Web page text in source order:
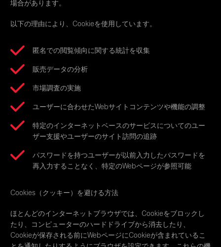
場合があります。
以下の理由により、Cookieを使用しています。
匿名での閲覧傾向に関する統計を収集
販売データの分析
市場調査の実施
ユーザーに合わせたWebサイトコンテンツや機能の調整
特定のインターネットベースのサービスについてのユー
ザー支援やユーザーのサイト訪問の追跡
パスワードを持つユーザーが以前入力したパスワードを
再入力することなく、特定のWebページが参照可能
Cookies（クッキー）を避ける方法
ほとんどのインターネットブラウザでは、Cookieをブロックし
たり、コンピューターのハードドライブから消去したり、
Cookieが保存される前にWebページにCookieが含まれているこ